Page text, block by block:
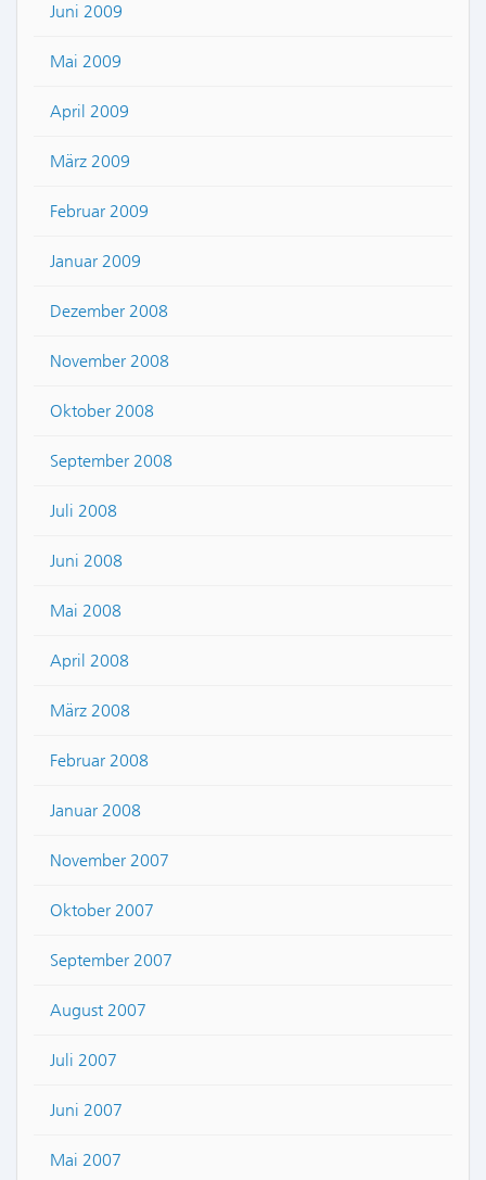
Juni 2009
Mai 2009
April 2009
März 2009
Februar 2009
Januar 2009
Dezember 2008
November 2008
Oktober 2008
September 2008
Juli 2008
Juni 2008
Mai 2008
April 2008
März 2008
Februar 2008
Januar 2008
November 2007
Oktober 2007
September 2007
August 2007
Juli 2007
Juni 2007
Mai 2007